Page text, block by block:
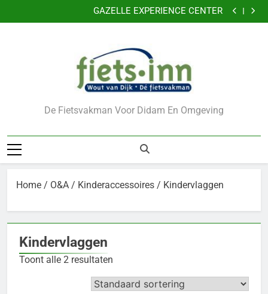
naar
GAZELLE EXPERIENCE CENTER
VERKLEIN DE KANS OP DIEFSTAL VAN UW FIETS
GAZELLE EXPERIENCE CENTER
VERKLEIN DE KANS OP DIEFSTAL VAN UW FIETS
De Fietsvakman Voor Didam En Omgeving
Home / O&A / Kinderaccessoires / Kindervlaggen
Kindervlaggen
Toont alle 2 resultaten